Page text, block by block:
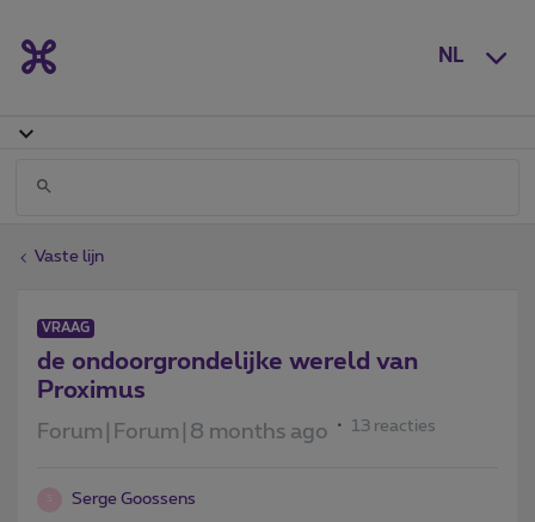
NL
Vaste lijn
VRAAG
de ondoorgrondelijke wereld van
Proximus
Forum|Forum|8 months ago 13 reacties
Serge Goossens